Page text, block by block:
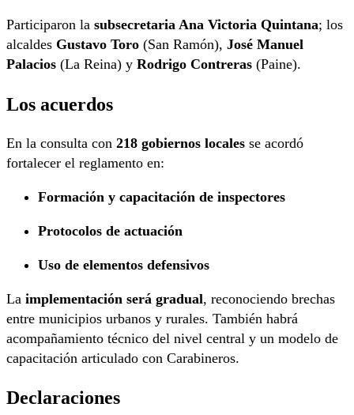
Participaron la subsecretaria Ana Victoria Quintana; los
alcaldes Gustavo Toro (San Ramón), José Manuel
Palacios (La Reina) y Rodrigo Contreras (Paine).
Los acuerdos
En la consulta con 218 gobiernos locales se acordó
fortalecer el reglamento en:
Formación y capacitación de inspectores
Protocolos de actuación
Uso de elementos defensivos
La implementación será gradual, reconociendo brechas
entre municipios urbanos y rurales. También habrá
acompañamiento técnico del nivel central y un modelo de
capacitación articulado con Carabineros.
Declaraciones